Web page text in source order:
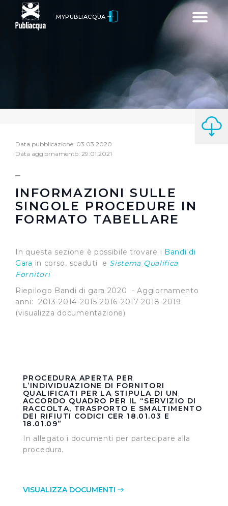
Toggle
MYPUBLIACQUA
Data pubblicazione: 03.03.2020
Data aggiornamento: 29.01.2021
INFORMAZIONI SULLE
SINGOLE PROCEDURE IN
FORMATO TABELLARE
In questa sezione è possibile trovare i Bandi di
Gara in corso, scaduti e Sistema Qualifica
Fornitori
Riepilogo Bandi di gara 2020 - Aggiornamento
anni: 2013-2014-2015-2016-2017-2018-2019
(visualizza documentazione)
PROCEDURA APERTA PER
L’INDIVIDUAZIONE DI FORNITORI
QUALIFICATI PER LA STIPULA DI UN
ACCORDO QUADRO PER IL “SERVIZIO DI
RACCOLTA, TRASPORTO E SMALTIMENTO
DEI RIFIUTI CODICI CER 18.01.03 E
18.01.09”
In allegato i documenti per partecipare alla
procedura.
VISUALIZZA DOCUMENTI